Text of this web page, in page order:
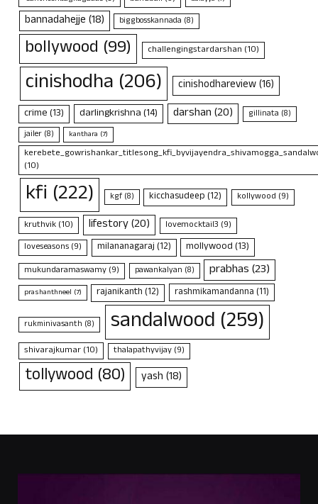
bannadahejje(18) biggbosskannada (8)
bollywood (99) challengingstardarshan (10)
cinishodha (206) cinishodhareview(16)
crime(13) darlingkrishna(14) darshan(20) gillinata (8)
jailer (8) kanthara (7)
(10)
kfi (222) kgf(8) kicchasudeep(12) kollywood (9)
kruthvik(10) lifestory(20) lovemocktail3 (9)
loveseasons (9) milananagaraj(12) mollywood(13)
mukundaramaswamy (9) pawankalyan (8) prabhas(23)
prashanthneel (7) rajanikanth(12) rashmikamandanna(11)
rukminivasanth (8) sandalwood (259)
shivarajkumar(10) thalapathyvijay(9)
tollywood (80) yash(18)